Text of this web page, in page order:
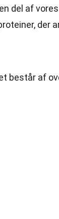
del af
der
består af